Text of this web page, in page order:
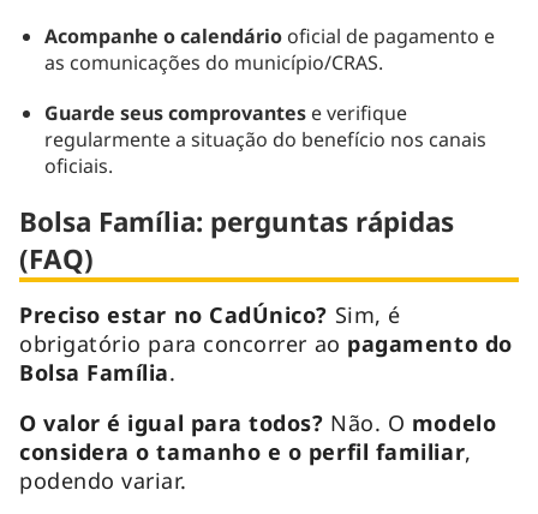
Acompanhe o calendáriooficial de pagamento e
as comunicações do município/CRAS.
Guarde seus comprovantese verifique
regularmente a situação do benefício nos canais
oficiais.
Bolsa Família: perguntas rápidas
(FAQ)
Preciso estar no CadÚnico? Sim, é
obrigatório para concorrer ao pagamento do
Bolsa Família.
O valor é igual para todos? Não. O modelo
considera o tamanho e o perfil familiar,
podendo variar.